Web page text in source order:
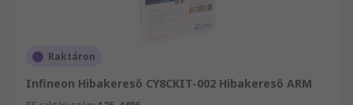
Raktáron
Infineon Hibakereső CY8CKIT-002 Hibakereső ARM